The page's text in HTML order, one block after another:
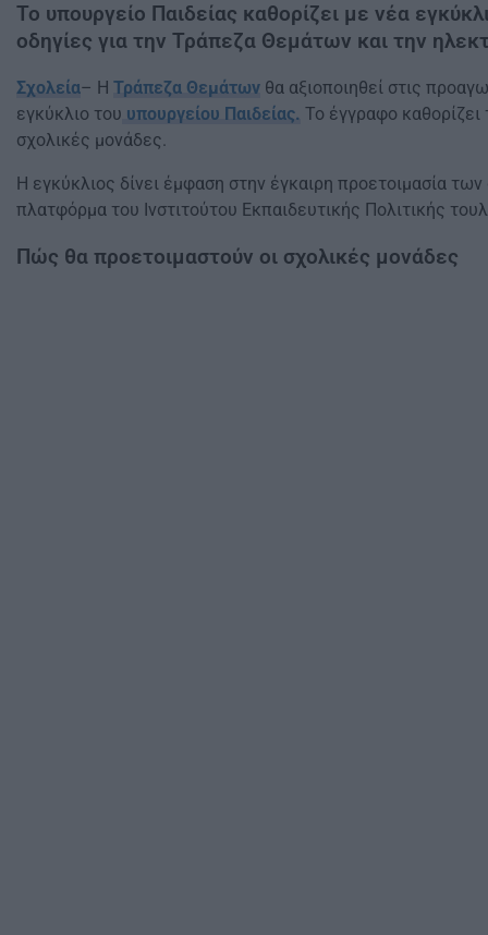
Το υπουργείο Παιδείας καθορίζει με νέα
οδηγίες για την Τράπεζα Θεμάτων και την
Σχολεία– Η Τράπεζα Θεμάτων θα αξιοποιηθεί στις
εγκύκλιο του υπουργείου Παιδείας. Το έγγραφο καθορίζει
σχολικές μονάδες.
Η εγκύκλιος δίνει έμφαση στην έγκαιρη προετοιμασία
πλατφόρμα του Ινστιτούτου Εκπαιδευτικής Πολιτικής
Πώς θα προετοιμαστούν οι σχολικές μονάδες